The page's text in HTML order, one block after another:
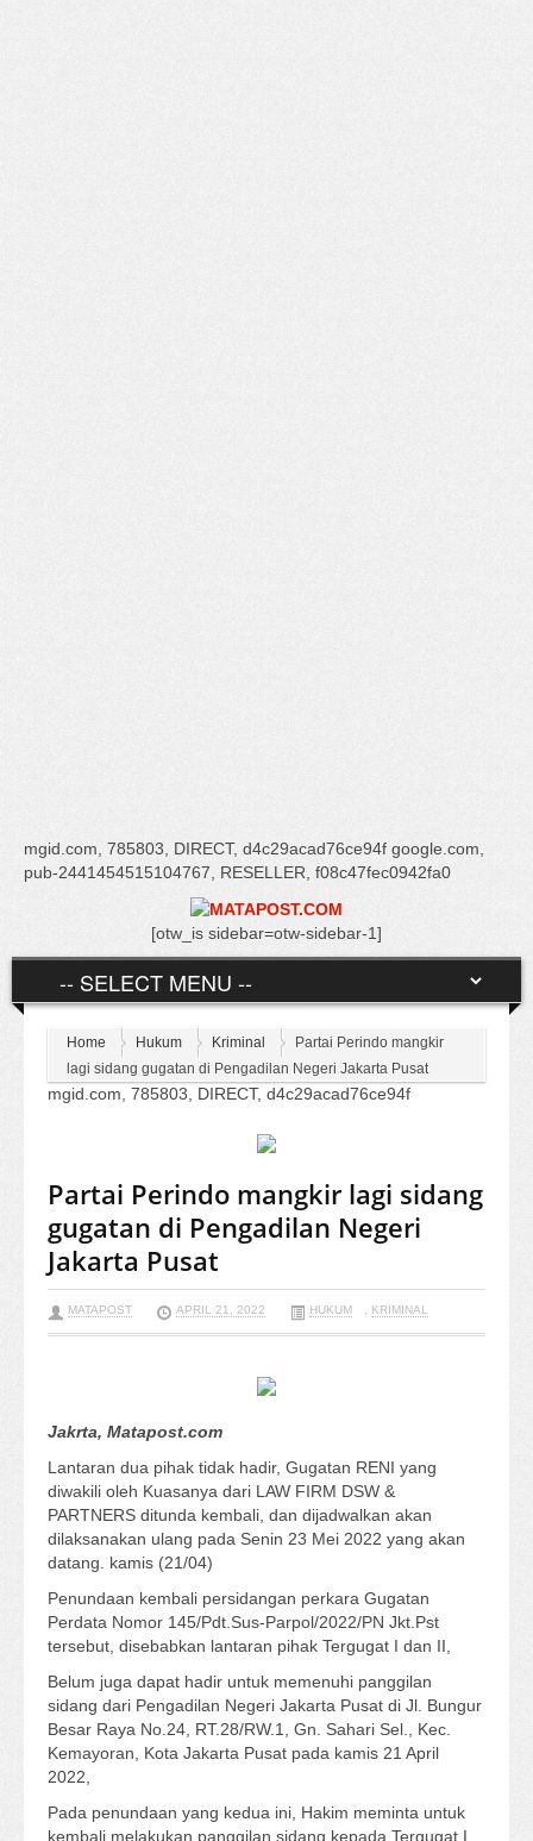
mgid.com, 785803, DIRECT, d4c29acad76ce94f google.com,
pub-2441454515104767, RESELLER, f08c47fec0942fa0
[otw_is sidebar=otw-sidebar-1]
Home Hukum Kriminal
Partai Perindo mangkir
lagi sidang gugatan di Pengadilan Negeri Jakarta Pusat
mgid.com, 785803, DIRECT, d4c29acad76ce94f
Partai Perindo mangkir lagi sidang
gugatan di Pengadilan Negeri
Jakarta Pusat
MATAPOST APRIL 21, 2022 HUKUM , KRIMINAL
Jakrta, Matapost.com
Lantaran dua pihak tidak hadir, Gugatan RENI yang
diwakili oleh Kuasanya dari LAW FIRM DSW &
PARTNERS ditunda kembali, dan dijadwalkan akan
dilaksanakan ulang pada Senin 23 Mei 2022 yang akan
datang. kamis (21/04)
Penundaan kembali persidangan perkara Gugatan
Perdata Nomor 145/Pdt.Sus-Parpol/2022/PN Jkt.Pst
tersebut, disebabkan lantaran pihak Tergugat I dan II,
Belum juga dapat hadir untuk memenuhi panggilan
sidang dari Pengadilan Negeri Jakarta Pusat di Jl. Bungur
Besar Raya No.24, RT.28/RW.1, Gn. Sahari Sel., Kec.
Kemayoran, Kota Jakarta Pusat pada kamis 21 April
2022,
Pada penundaan yang kedua ini, Hakim meminta untuk
kembali melakukan panggilan sidang kepada Tergugat I